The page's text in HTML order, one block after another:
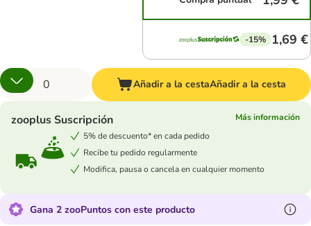
-15% 1,69 €
Añadir a la cestaAñadir a la cesta
zooplus Suscripción
Más información
5% de descuento* en cada pedido
Recibe tu pedido regularmente
Modifica, pausa o cancela en cualquier momento
Gana 2 zooPuntos con este producto